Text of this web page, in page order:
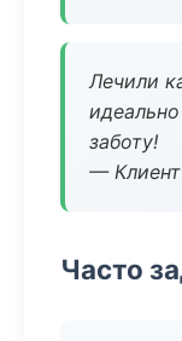
Лечили
заботу!
—
Часто